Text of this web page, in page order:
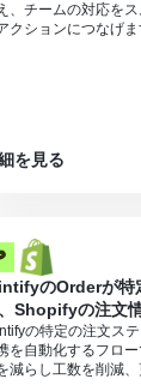
、チームの対応を
クションにつなげま
を見る
のOrderが特
Shopifyの注文
の特定の注文ス
を自動化するフロ
減らし工数を削減